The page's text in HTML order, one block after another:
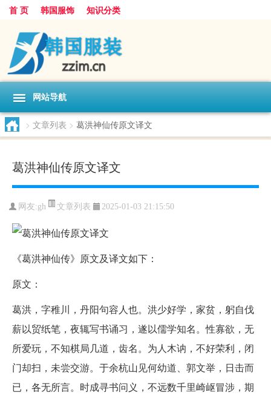
首 页 韩国服饰 知识分类
网站导航
> 文章列表 > 葛洪神仙传原文译文
葛洪神仙传原文译文
网友:gh 文章列表 2025-01-03 21:15:50
《葛洪神仙传》原文及译文如下：
原文：
葛洪，字稚川，丹阳句容人也。洪少好学，家贫，躬自伐
薪以贸纸笔，夜辄写书诵习，遂以儒学知名。性寡欲，无
所爱玩，不知棋局几道，齿名。为人木讷，不好荣利，闭
门却扫，未尝交游。于余杭山见何幼道、郭文举，日击而
已，各无所言。时成寻书问义，不远数千里崎岖冒涉，期